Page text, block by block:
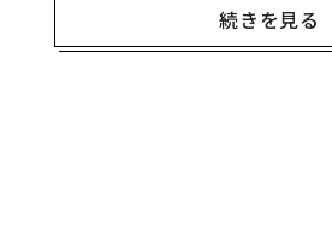
大麻使用者を描いた短編動画「ハ
ブ」の提供を始めた。大麻を使う
続きを見る